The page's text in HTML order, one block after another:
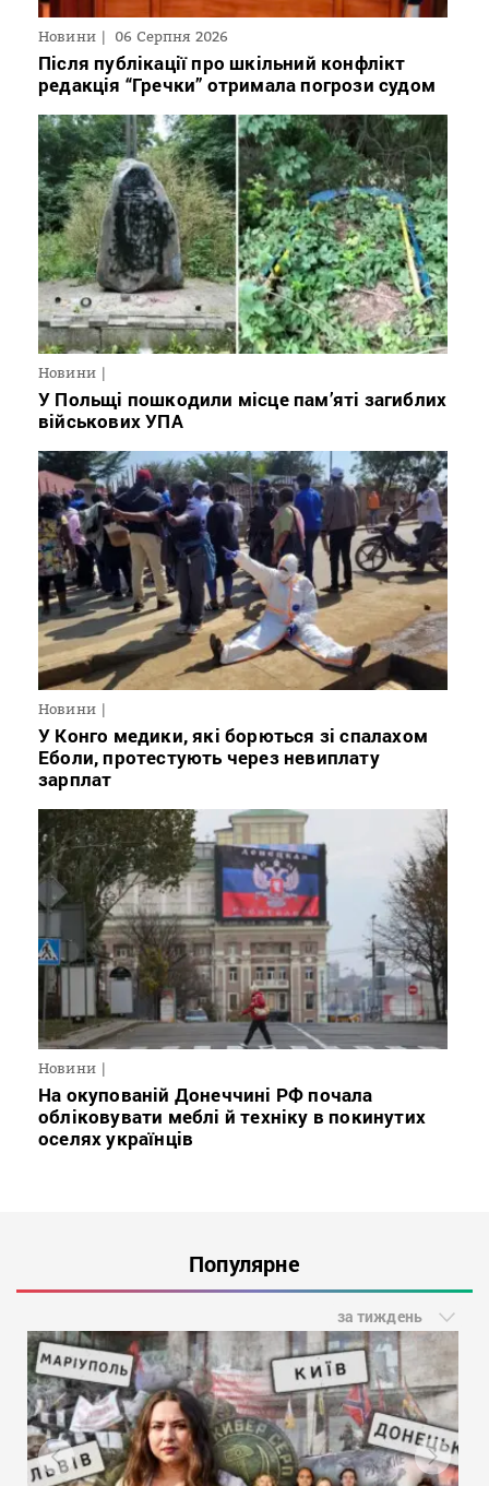
Новини 06 Серпня 2026
Після публікації про шкільний конфлікт
редакція “Гречки” отримала погрози судом
Новини
У Польщі пошкодили місце пам’яті загиблих
військових УПА
Новини
У Конго медики, які борються зі спалахом
Еболи, протестують через невиплату
зарплат
Новини
На окупованій Донеччині РФ почала
обліковувати меблі й техніку в покинутих
оселях українців
Популярне
за тиждень